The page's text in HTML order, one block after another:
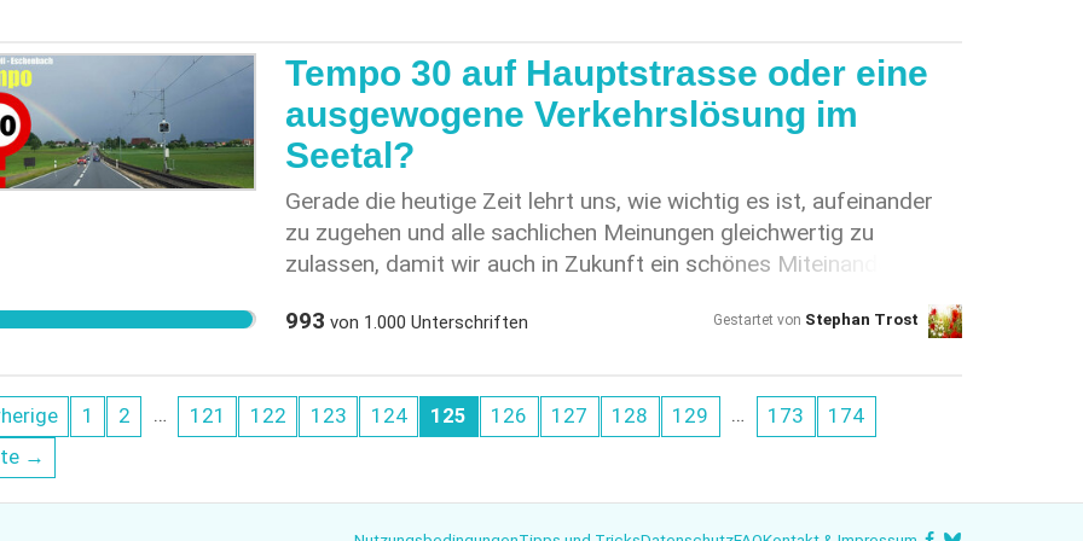
Tempo 30 auf Hauptstrasse oder eine
ausgewogene Verkehrslösung im
Seetal?
Gerade die heutige Zeit lehrt uns, wie wichtig es ist, aufeinander
zu zugehen und alle sachlichen Meinungen gleichwertig zu
zulassen, damit wir auch in Zukunft ein schönes Miteinander
Hochdorf, Ballwil und Eschenbach den unter der Federführung von
eingereichten Antrag zur Einführung von Tempo 30 auf der
einzigen Nord-Süd-Achse des Seetals umgehend zurückzuziehen
993 von 1.000 Unterschriften Gestartet von Stephan Trost
1 2 … 121 122 123 124 125 126 127 128 129 … 173
174
→